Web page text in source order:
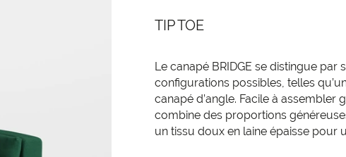
TIP TOE
Le canapé BRIDGE se distingue
configurations possibles, telles
canapé d’angle. Facile à assembler
combine des proportions
un tissu doux en laine épaisse pour